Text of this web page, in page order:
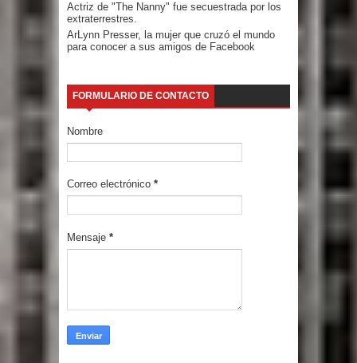
Actriz de "The Nanny" fue secuestrada por los
extraterrestres.
ArLynn Presser, la mujer que cruzó el mundo
para conocer a sus amigos de Facebook
FORMULARIO DE CONTACTO
Nombre
Correo electrónico *
Mensaje *